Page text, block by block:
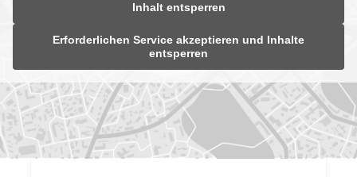
Inhalt entsperren
Erforderlichen Service akzeptieren und Inhalte
entsperren